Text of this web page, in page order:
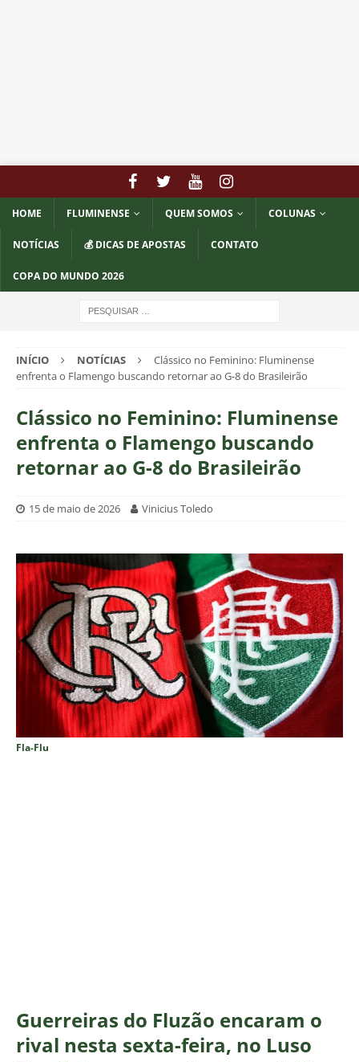
HOME FLUMINENSE QUEM SOMOS COLUNAS
NOTÍCIAS 💰 DICAS DE APOSTAS CONTATO
COPA DO MUNDO 2026
INÍCIO NOTÍCIAS
Clássico no Feminino: Fluminense
enfrenta o Flamengo buscando retornar ao G-8 do Brasileirão
Clássico no Feminino: Fluminense
enfrenta o Flamengo buscando
retornar ao G-8 do Brasileirão
15 de maio de 2026 Vinicius Toledo
Fla-Flu
Guerreiras do Fluzão encaram o
rival nesta sexta-feira, no Luso